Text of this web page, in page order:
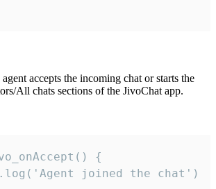
accepts the incoming chat or starts the
All chats sections of the JivoChat app.
{